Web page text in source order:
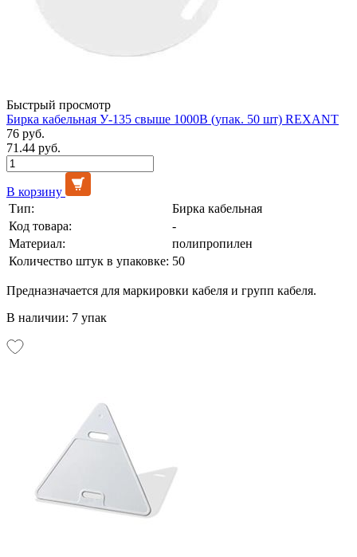
Быстрый просмотр
Бирка кабельная У-135 свыше 1000В (упак. 50 шт) REXANT
76 руб.
71.44 руб.
В корзину
Тип:
Бирка кабельная
Код товара:
-
Материал:
полипропилен
Количество штук в упаковке: 50
Предназначается для маркировки кабеля и групп кабеля.
В наличии: 7 упак